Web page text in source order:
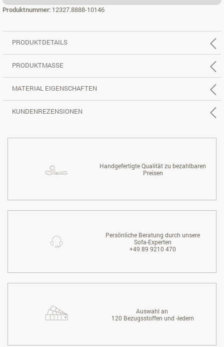
Produktnummer: 12327.8888-10146
PRODUKTDETAILS
PRODUKTMASSE
MATERIAL EIGENSCHAFTEN
KUNDENREZENSIONEN
Handgefertigte Qualität zu bezahlbaren
Preisen
Persönliche Beratung durch unsere
Sofa-Experten
+49 89 9210 470
Auswahl an
120 Bezugsstoffen und -ledern